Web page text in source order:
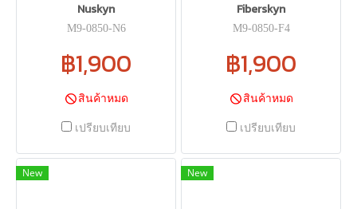
Nuskyn
M9-0850-N6
฿1,900
สินค้าหมด
เปรียบเทียบ
Fiberskyn
M9-0850-F4
฿1,900
สินค้าหมด
เปรียบเทียบ
New New